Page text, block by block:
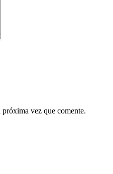
vez que comente.